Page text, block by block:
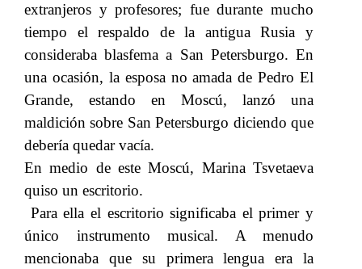
extranjeros y profesores; fue durante mucho
tiempo el respaldo de la antigua Rusia y
consideraba blasfema a San Petersburgo. En
una ocasión, la esposa no amada de Pedro El
Grande, estando en Moscú, lanzó una
maldición sobre San Petersburgo diciendo que
debería quedar vacía.
En medio de este Moscú, Marina Tsvetaeva
quiso un escritorio.
Para ella el escritorio significaba el primer y
único instrumento musical. A menudo
mencionaba que su primera lengua era la